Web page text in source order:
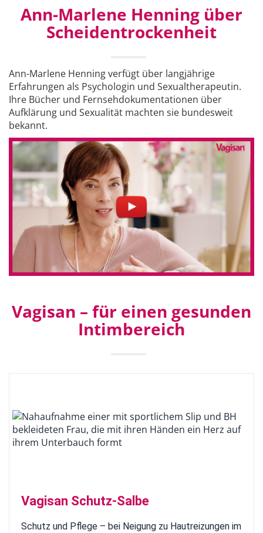
Ann-Marlene Henning über
Scheidentrockenheit
Ann-Marlene Henning verfügt über langjährige
Erfahrungen als Psychologin und Sexualtherapeutin.
Ihre Bücher und Fernsehdokumentationen über
Aufklärung und Sexualität machten sie bundesweit
bekannt.
We protect your data!
To play the video,
please accept the cookies.
Accept and show
Settings
Vagisan – für einen gesunden
Intimbereich
Vagisan Schutz-Salbe
Schutz und Pflege – bei Neigung zu Hautreizungen im